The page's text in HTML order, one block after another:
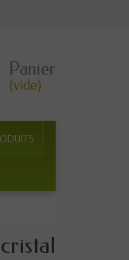
Panier
(vide)